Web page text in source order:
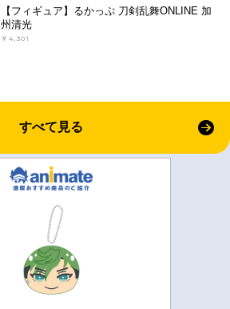
【フィギュア】るかっぷ 刀剣乱舞ONLINE 加
州清光
￥4,301
すべて見る